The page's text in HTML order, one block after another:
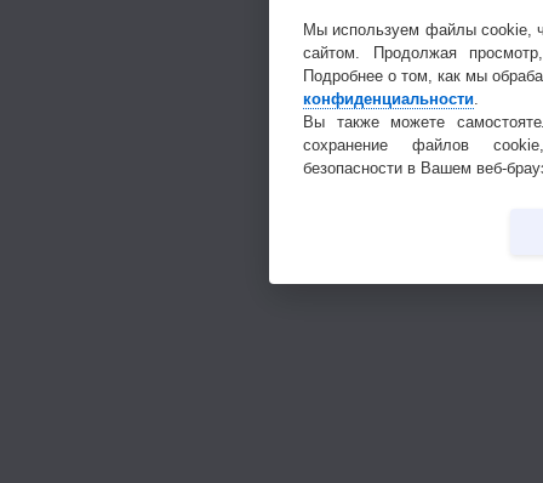
Мы используем файлы cookie,
сайтом. Продолжая
Подробнее о том, как мы
конфиденциальности
Вы также можете
сохранение файлов
безопасности в Вашем веб-